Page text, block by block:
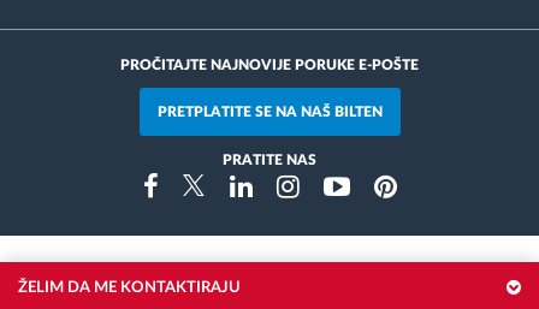
ŽELIM DA ME KONTAKTIRAJU
PROČITAJTE NAJNOVIJE PORUKE E-POŠTE
PRETPLATITE SE NA NAŠ BILTEN
PRATITE NAS
FacebookTwitterLinkedinInstragramYoutubePinterest
Nagrade i priznanja